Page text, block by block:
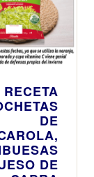
RECETA
DE
DE